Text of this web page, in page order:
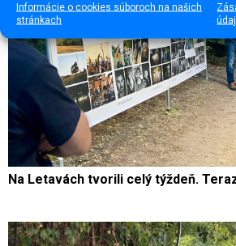
Informácie o cookies súboroch na našich
stránkach
Na Letavách tvorili celý týždeň.